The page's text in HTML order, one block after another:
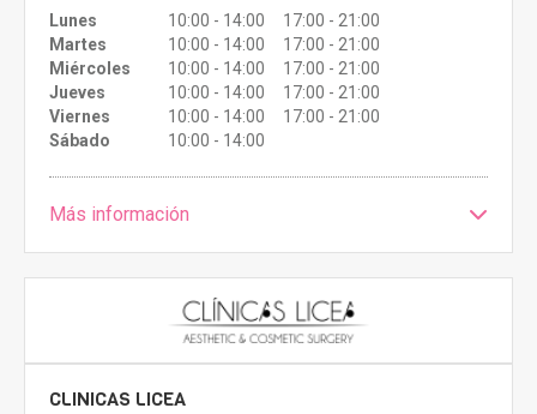
Lunes
10:00 - 14:00 17:00 - 21:00
Martes
10:00 - 14:00 17:00 - 21:00
Miércoles
10:00 - 14:00 17:00 - 21:00
Jueves
10:00 - 14:00 17:00 - 21:00
Viernes
10:00 - 14:00 17:00 - 21:00
Sábado
10:00 - 14:00
Más información
CLINICAS LICEA